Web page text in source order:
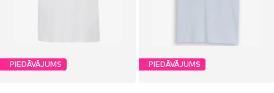
PIEDĀVĀJUMS PIEDĀVĀJUMS